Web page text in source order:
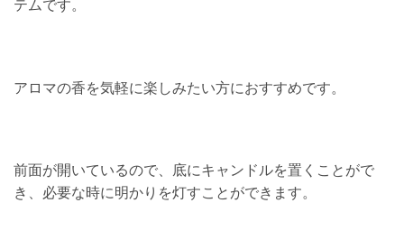
テムです。
アロマの香を気軽に楽しみたい方におすすめです。
前面が開いているので、底にキャンドルを置くことがで
き、必要な時に明かりを灯すことができます。